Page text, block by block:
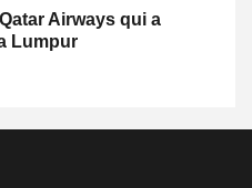
Airways qui a
Lumpur